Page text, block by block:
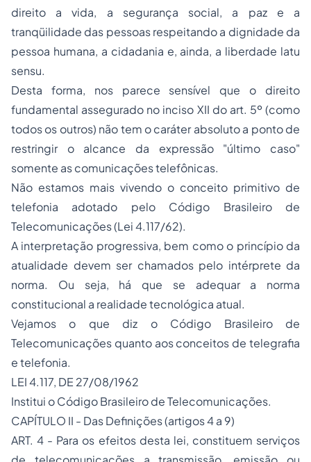
direito a vida, a segurança social, a paz e a
tranqüilidade das pessoas respeitando a dignidade da
pessoa humana, a cidadania e, ainda, a liberdade latu
sensu.
Desta forma, nos parece sensível que o direito
fundamental assegurado no inciso XII do art. 5º (como
todos os outros) não tem o caráter absoluto a ponto de
restringir o alcance da expressão "último caso"
somente as comunicações telefônicas.
Não estamos mais vivendo o conceito primitivo de
telefonia adotado pelo Código Brasileiro de
Telecomunicações (Lei 4.117/62).
A interpretação progressiva, bem como o princípio da
atualidade devem ser chamados pelo intérprete da
norma. Ou seja, há que se adequar a norma
constitucional a realidade tecnológica atual.
Vejamos o que diz o Código Brasileiro de
Telecomunicações quanto aos conceitos de telegrafia
e telefonia.
LEI 4.117, DE 27/08/1962
Institui o Código Brasileiro de Telecomunicações.
CAPÍTULO II - Das Definições (artigos 4 a 9)
ART. 4 - Para os efeitos desta lei, constituem serviços